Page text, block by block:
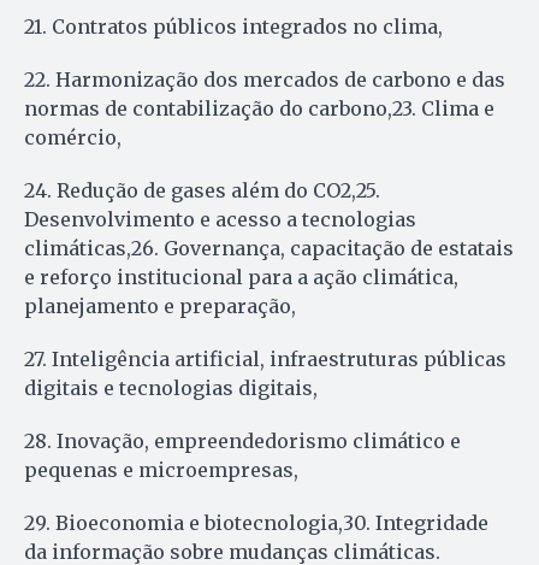
21. Contratos públicos integrados no clima,
22. Harmonização dos mercados de carbono e das
normas de contabilização do carbono,23. Clima e
comércio,
24. Redução de gases além do CO2,25.
Desenvolvimento e acesso a tecnologias
climáticas,26. Governança, capacitação de estatais
e reforço institucional para a ação climática,
planejamento e preparação,
27. Inteligência artificial, infraestruturas públicas
digitais e tecnologias digitais,
28. Inovação, empreendedorismo climático e
pequenas e microempresas,
29. Bioeconomia e biotecnologia,30. Integridade
da informação sobre mudanças climáticas.